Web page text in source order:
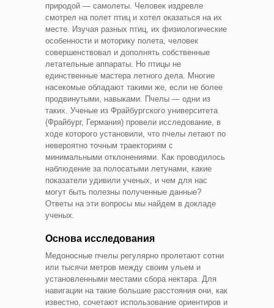
природой — самолеты. Человек издревле
смотрел на полет птиц и хотел оказаться на их
месте. Изучая разных птиц, их физиологические
особенности и моторику полета, человек
совершенствовал и дополнять собственные
летательные аппараты. Но птицы не
единственные мастера летного дела. Многие
насекомые обладают такими же, если не более
продвинутыми, навыками. Пчелы — одни из
таких. Ученые из Фрайбургского университета
(Фрайбург, Германия) провели исследование, в
ходе которого установили, что пчелы летают по
невероятно точным траекториям с
минимальными отклонениями. Как проводилось
наблюдение за полосатыми летунами, какие
показатели удивили ученых, и чем для нас
могут быть полезны полученные данные?
Ответы на эти вопросы мы найдем в докладе
ученых.
Основа исследования
Медоносные пчелы регулярно пролетают сотни
или тысячи метров между своим ульем и
установленными местами сбора нектара. Для
навигации на такие большие расстояния они, как
известно, сочетают использование ориентиров и